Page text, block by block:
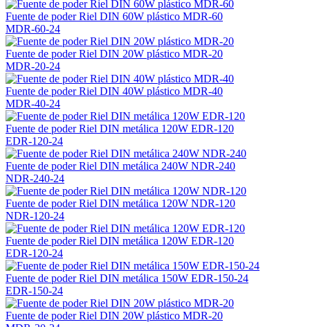
Fuente de poder Riel DIN 60W plástico MDR-60
MDR-60-24
Fuente de poder Riel DIN 20W plástico MDR-20
MDR-20-24
Fuente de poder Riel DIN 40W plástico MDR-40
MDR-40-24
Fuente de poder Riel DIN metálica 120W EDR-120
EDR-120-24
Fuente de poder Riel DIN metálica 240W NDR-240
NDR-240-24
Fuente de poder Riel DIN metálica 120W NDR-120
NDR-120-24
Fuente de poder Riel DIN metálica 120W EDR-120
EDR-120-24
Fuente de poder Riel DIN metálica 150W EDR-150-24
EDR-150-24
Fuente de poder Riel DIN 20W plástico MDR-20